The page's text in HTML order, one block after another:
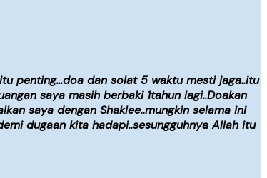
penting…doa dan solat 5 waktu mesti jaga..itu
saya masih berbaki 1tahun lagi..Doakan
saya dengan Shaklee..mungkin selama ini
dugaan kita hadapi..sesungguhnya Allah itu